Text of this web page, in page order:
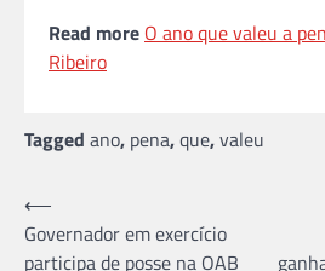
Read more O ano que valeu a
Ribeiro
Tagged ano, pena,que,valeu
Navegação
de
⟵
Governador em exercício
participa de posse na OAB